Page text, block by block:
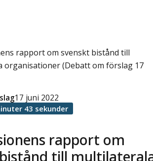
rapport om svenskt bistånd till
organisationer (Debatt om förslag 17
rapport om
till
17 juni 2022
43 sekunder